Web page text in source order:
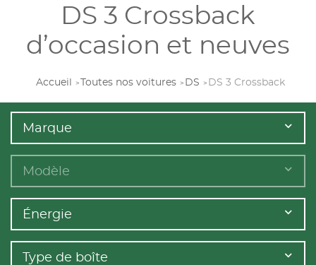
DS 3 Crossback
d’occasion et neuves
Accueil Toutes nos voitures DS DS 3 Crossback
Marque
Modèle
Énergie
Type de boîte